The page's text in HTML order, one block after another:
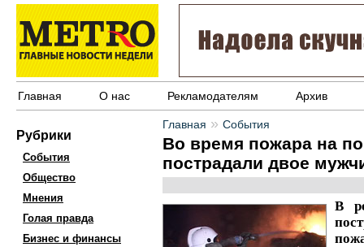
Главная О нас Рекламодателям Архив
Рубрики
События
Общество
Мнения
Голая правда
Бизнес и финансы
Главная » События
Во время пожара на
пострадали двое
В